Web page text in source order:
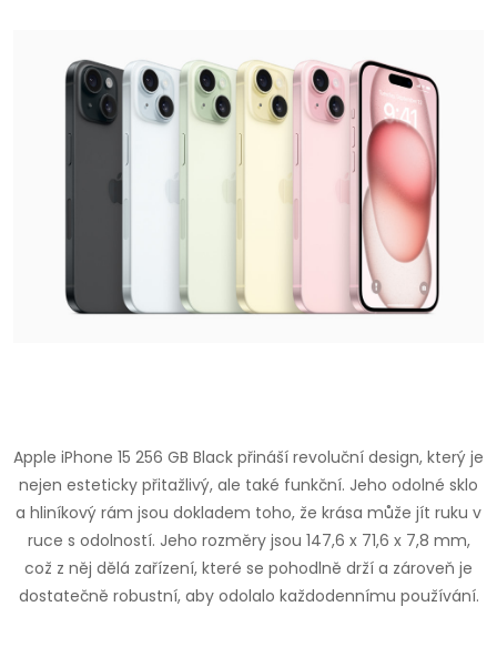
Apple iPhone 15 256 GB Black přináší revoluční design, který je
nejen esteticky přitažlivý, ale také funkční. Jeho odolné sklo
a hliníkový rám jsou dokladem toho, že krása může jít ruku v
ruce s odolností. Jeho rozměry jsou 147,6 x 71,6 x 7,8 mm,
což z něj dělá zařízení, které se pohodlně drží a zároveň je
dostatečně robustní, aby odolalo každodennímu používání.